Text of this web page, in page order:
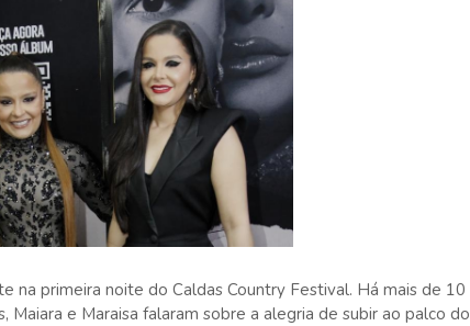
na primeira noite do Caldas Country Festival. Há mais de 10
e Maraisa falaram sobre a alegria de subir ao palco do